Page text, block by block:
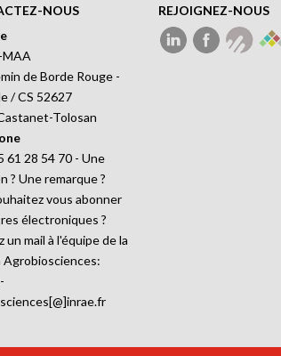
NOUS
MAA
de Borde Rouge -
/ CS 52627
Tolosan
61 28 54 70 - Une
? Une remarque ?
vous abonner
électroniques ?
un mail à l'équipe de la
Agrobiosciences:
REJOIGNEZ-NOUS